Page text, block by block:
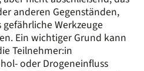
anderen Gegenständen,
Werkzeuge
Ein wichtiger Grund kann
Teilnehmer:in
oder Drogeneinfluss